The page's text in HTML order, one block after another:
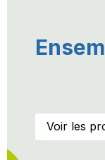
Voir les